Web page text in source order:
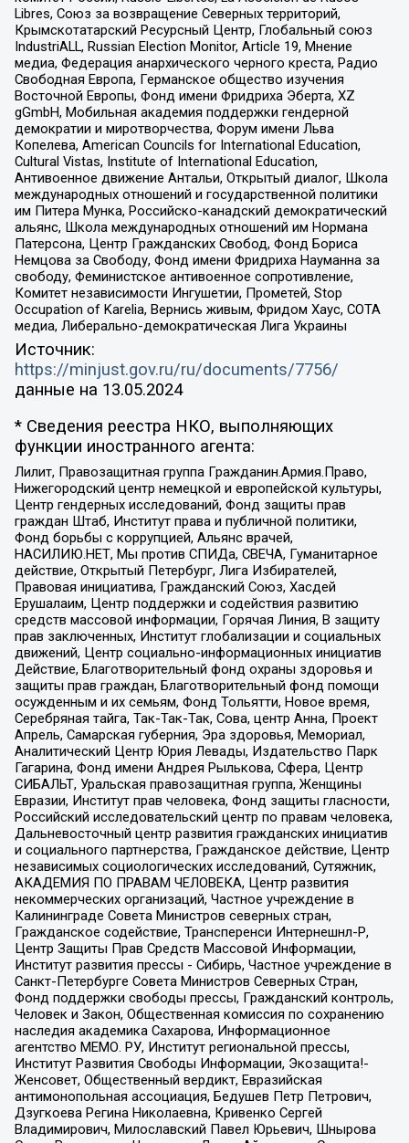
Libres, Союз за возвращение Северных территорий,
Крымскотатарский Ресурсный Центр, Глобальный союз
IndustriALL, Russian Election Monitor, Article 19, Мнение
медиа, Федерация анархического черного креста, Радио
Свободная Европа, Германское общество изучения
Восточной Европы, Фонд имени Фридриха Эберта, XZ
gGmbH, Мобильная академия поддержки гендерной
демократии и миротворчества, Форум имени Льва
Копелева, American Councils for International Education,
Cultural Vistas, Institute of International Education,
Антивоенное движение Антальи, Открытый диалог, Школа
международных отношений и государственной политики
им Питера Мунка, Российско-канадский демократический
альянс, Школа международных отношений им Нормана
Патерсона, Центр Гражданских Свобод, Фонд Бориса
Немцова за Свободу, Фонд имени Фридриха Науманна за
свободу, Феминистское антивоенное сопротивление,
Комитет независимости Ингушетии, Прометей, Stop
Occupation of Karelia, Вернись живым, Фридом Хаус, СОТА
медиа, Либерально-демократическая Лига Украины
Источник:
https://minjust.gov.ru/ru/documents/7756/
данные на 13.05.2024
* Сведения реестра НКО, выполняющих
функции иностранного агента:
Лилит, Правозащитная группа Гражданин.Армия.Право,
Нижегородский центр немецкой и европейской культуры,
Центр гендерных исследований, Фонд защиты прав
граждан Штаб, Институт права и публичной политики,
Фонд борьбы с коррупцией, Альянс врачей,
НАСИЛИЮ.НЕТ, Мы против СПИДа, СВЕЧА, Гуманитарное
действие, Открытый Петербург, Лига Избирателей,
Правовая инициатива, Гражданский Союз, Хасдей
Ерушалаим, Центр поддержки и содействия развитию
средств массовой информации, Горячая Линия, В защиту
прав заключенных, Институт глобализации и социальных
движений, Центр социально-информационных инициатив
Действие, Благотворительный фонд охраны здоровья и
защиты прав граждан, Благотворительный фонд помощи
осужденным и их семьям, Фонд Тольятти, Новое время,
Серебряная тайга, Так-Так-Так, Сова, центр Анна, Проект
Апрель, Самарская губерния, Эра здоровья, Мемориал,
Аналитический Центр Юрия Левады, Издательство Парк
Гагарина, Фонд имени Андрея Рылькова, Сфера, Центр
СИБАЛЬТ, Уральская правозащитная группа, Женщины
Евразии, Институт прав человека, Фонд защиты гласности,
Российский исследовательский центр по правам человека,
Дальневосточный центр развития гражданских инициатив
и социального партнерства, Гражданское действие, Центр
независимых социологических исследований, Сутяжник,
АКАДЕМИЯ ПО ПРАВАМ ЧЕЛОВЕКА, Центр развития
некоммерческих организаций, Частное учреждение в
Калининграде Совета Министров северных стран,
Гражданское содействие, Трансперенси Интернешнл-Р,
Центр Защиты Прав Средств Массовой Информации,
Институт развития прессы - Сибирь, Частное учреждение в
Санкт-Петербурге Совета Министров Северных Стран,
Фонд поддержки свободы прессы, Гражданский контроль,
Человек и Закон, Общественная комиссия по сохранению
наследия академика Сахарова, Информационное
агентство МЕМО. РУ, Институт региональной прессы,
Институт Развития Свободы Информации, Экозащита!-
Женсовет, Общественный вердикт, Евразийская
антимонопольная ассоциация, Бедушев Петр Петрович,
Дзугкоева Регина Николаевна, Кривенко Сергей
Владимирович, Милославский Павел Юрьевич, Шнырова